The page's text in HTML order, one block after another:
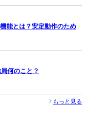
能とは？安定動作のため
何のこと？
もっと見る